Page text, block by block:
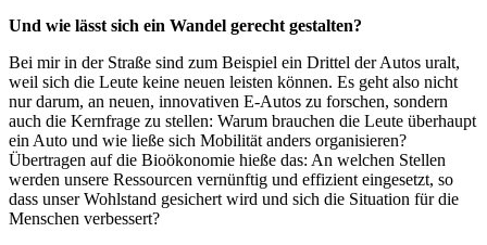
Und wie lässt sich ein Wandel gerecht gestalten?
Bei mir in der Straße sind zum Beispiel ein Drittel der Autos uralt,
weil sich die Leute keine neuen leisten können. Es geht also nicht
nur darum, an neuen, innovativen E-Autos zu forschen, sondern
auch die Kernfrage zu stellen: Warum brauchen die Leute überhaupt
ein Auto und wie ließe sich Mobilität anders organisieren?
Übertragen auf die Bioökonomie hieße das: An welchen Stellen
werden unsere Ressourcen vernünftig und effizient eingesetzt, so
dass unser Wohlstand gesichert wird und sich die Situation für die
Menschen verbessert?